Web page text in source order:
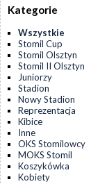
Kategorie
Wszystkie
Stomil Cup
Stomil Olsztyn
Stomil II Olsztyn
Juniorzy
Stadion
Nowy Stadion
Reprezentacja
Kibice
Inne
OKS Stomilowcy
MOKS Stomil
Koszykówka
Kobiety